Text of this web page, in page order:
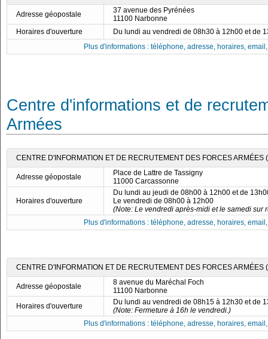
Adresse géopostale
37 avenue des Pyrénées
11100 Narbonne
Horaires d'ouverture
Du lundi au vendredi de 08h30 à 12h00 et de
Plus d'informations : téléphone, adresse, horaires,
Centre d'informations et de
Armées
CENTRE D'INFORMATION ET DE RECRUTEMENT DES FORCES ARMÉES
Adresse géopostale
Place de Lattre de Tassigny
11000 Carcassonne
Horaires d'ouverture
Du lundi au jeudi de 08h00 à 12h00 et de
Le vendredi de 08h00 à 12h00
(Note: Le vendredi après-midi et le samedi sur
Plus d'informations : téléphone, adresse, horaires,
CENTRE D'INFORMATION ET DE RECRUTEMENT DES FORCES ARMÉES
Adresse géopostale
8 avenue du Maréchal Foch
11100 Narbonne
Horaires d'ouverture
Du lundi au vendredi de 08h15 à 12h30 et de
(Note: Fermeture à 16h le vendredi.)
Plus d'informations : téléphone, adresse, horaires,